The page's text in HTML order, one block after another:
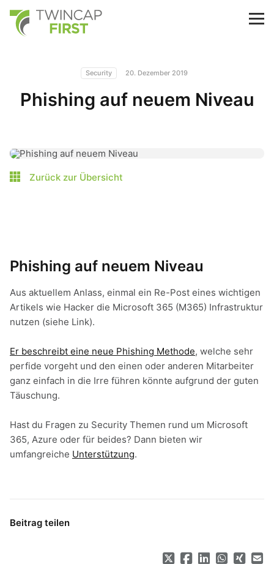
main
content
TwinCap First
Security 20. Dezember 2019
Phishing auf neuem Niveau
Zurück zur Übersicht
Phishing auf neuem Niveau
Aus aktuellem Anlass, einmal ein Re-Post eines wichtigen
Artikels wie Hacker die Microsoft 365 (M365) Infrastruktur
nutzen (siehe Link).
Er beschreibt eine neue Phishing Methode, welche sehr
perfide vorgeht und den einen oder anderen Mitarbeiter
ganz einfach in die Irre führen könnte aufgrund der guten
Täuschung.
Hast du Fragen zu Security Themen rund um Microsoft
365, Azure oder für beides? Dann bieten wir
umfangreiche Unterstützung.
Beitrag teilen